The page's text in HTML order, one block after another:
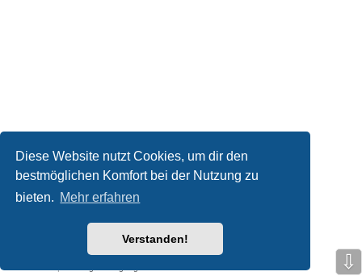
Diese Website nutzt Cookies, um dir den
bestmöglichen Komfort bei der Nutzung zu
bieten. Mehr erfahren
Verstanden!
Kontakt
® Forum Software © phpBB Limited
phpBB.de
we_universal
created by INVENTEA & v12mike
⇩